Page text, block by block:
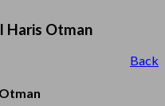
Haris Otman
Back